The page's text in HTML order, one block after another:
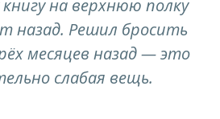
на верхнюю полку
назад. Решил бросить
месяцев назад — это
слабая вещь.